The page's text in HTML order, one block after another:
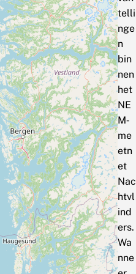
telli
nge
n
bin
nen
het
NE
M‑
me
etn
et
Nac
htvl
ind
ers.
Wa
nne